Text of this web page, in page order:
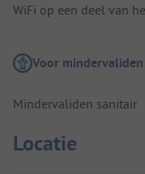
WiFi op een deel van
Voor mindervaliden
Mindervaliden sanitair
Locatie